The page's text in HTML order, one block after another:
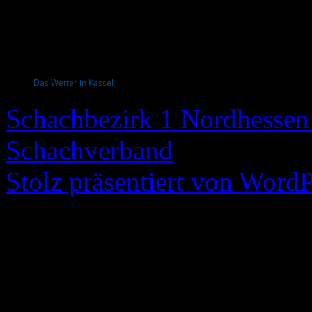
Das Wetter in Kassel
Schachbezirk 1
Schachverband
Stolz präsentiert von